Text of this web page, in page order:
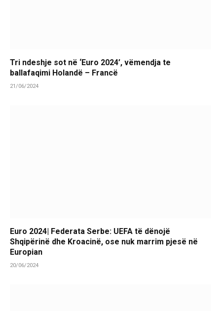
Tri ndeshje sot në ‘Euro 2024’, vëmendja te
ballafaqimi Holandë – Francë
21/06/2024
Euro 2024| Federata Serbe: UEFA të dënojë
Shqipërinë dhe Kroacinë, ose nuk marrim pjesë në
Europian
20/06/2024